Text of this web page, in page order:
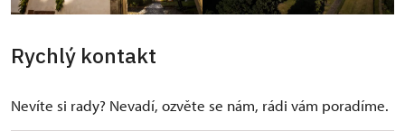
Rychlý kontakt
Nevíte si rady? Nevadí, ozvěte se nám, rádi vám poradíme.